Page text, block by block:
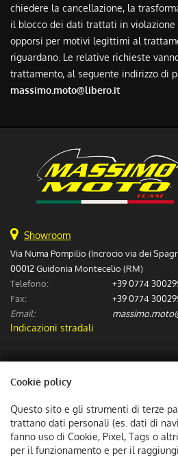
chiedere la cancellazione, la
il blocco dei dati trattati in violazione
opporsi per motivi legittimi al
riguardano. Le relative richieste
trattamento, al seguente indirizzo di
massimo.moto@libero.it
Showroom
Via Numa Pompilio (Incrocio via dei
00012 Guidonia Montecelio (RM)
Telefono:
+39 0774
Fax:
+39 0774
Email:
Indicazioni stradali
Dati fiscali:
Massimo Moto Sas
Via Numa Pompilio (Incrocio via dei
C.F/P.IVA: 06307601002
Registro delle imprese:RM
Cookie policy
Questo sito e gli strumenti di terze
trattano dati personali (es. dati di
fanno uso di Cookie, Pixel, Tags o
per il funzionamento e per il